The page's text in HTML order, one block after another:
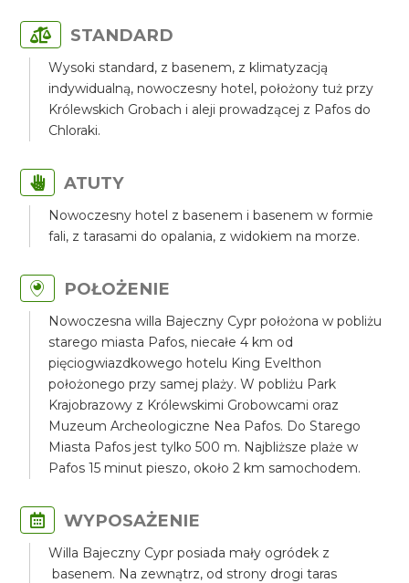
STANDARD
Wysoki standard, z basenem, z klimatyzacją
indywidualną, nowoczesny hotel, położony tuż przy
Królewskich Grobach i aleji prowadzącej z Pafos do
Chloraki.
ATUTY
Nowoczesny hotel z basenem i basenem w formie
fali, z tarasami do opalania, z widokiem na morze.
POŁOŻENIE
Nowoczesna willa Bajeczny Cypr położona w pobliżu
starego miasta Pafos, niecałe 4 km od
pięciogwiazdkowego hotelu King Evelthon
położonego przy samej plaży. W pobliżu Park
Krajobrazowy z Królewskimi Grobowcami oraz
Muzeum Archeologiczne Nea Pafos. Do Starego
Miasta Pafos jest tylko 500 m. Najbliższe plaże w
Pafos 15 minut pieszo, około 2 km samochodem.
WYPOSAŻENIE
Willa Bajeczny Cypr posiada mały ogródek z
basenem. Na zewnątrz, od strony drogi taras